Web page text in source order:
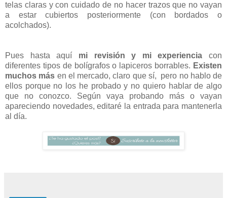
telas claras y con cuidado de no hacer trazos que no vayan
a estar cubiertos posteriormente (con bordados o
acolchados).
Pues hasta aquí mi revisión y mi experiencia con
diferentes tipos de bolígrafos o lapiceros borrables. Existen
muchos más en el mercado, claro que sí, pero no hablo de
ellos porque no los he probado y no quiero hablar de algo
que no conozco. Según vaya probando más o vayan
apareciendo novedades, editaré la entrada para mantenerla
al día.